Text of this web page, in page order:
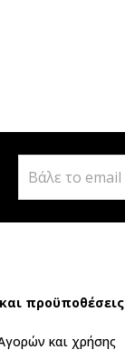
προϋποθέσεις
και χρήσης